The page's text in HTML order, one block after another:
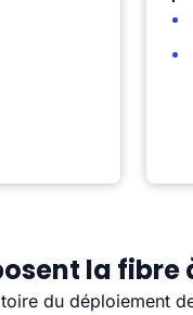
la fibre
du déploiement